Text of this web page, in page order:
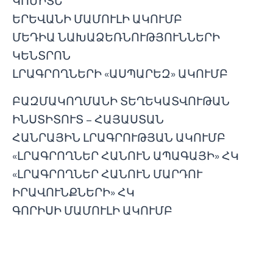
ԵՐԵՎԱՆԻ ՄԱՄՈՒԼԻ ԱԿՈՒՄԲ
ՄԵԴԻԱ ՆԱԽԱՁԵՌՆՈՒԹՅՈՒՆՆԵՐԻ
ԿԵՆՏՐՈՆ
ԼՐԱԳՐՈՂՆԵՐԻ «ԱՍՊԱՐԵԶ» ԱԿՈՒՄԲ
ԲԱԶՄԱԿՈՂՄԱՆԻ ՏԵՂԵԿԱՏՎՈՒԹԱՆ
ԻՆՍՏԻՏՈՒՏ – ՀԱՅԱՍՏԱՆ
ՀԱՆՐԱՅԻՆ ԼՐԱԳՐՈՒԹՅԱՆ ԱԿՈՒՄԲ
«ԼՐԱԳՐՈՂՆԵՐ ՀԱՆՈՒՆ ԱՊԱԳԱՅԻ» ՀԿ
«ԼՐԱԳՐՈՂՆԵՐ ՀԱՆՈՒՆ ՄԱՐԴՈՒ
ԻՐԱՎՈՒՆՔՆԵՐԻ» ՀԿ
ԳՈՐԻՍԻ ՄԱՄՈՒԼԻ ԱԿՈՒՄԲ